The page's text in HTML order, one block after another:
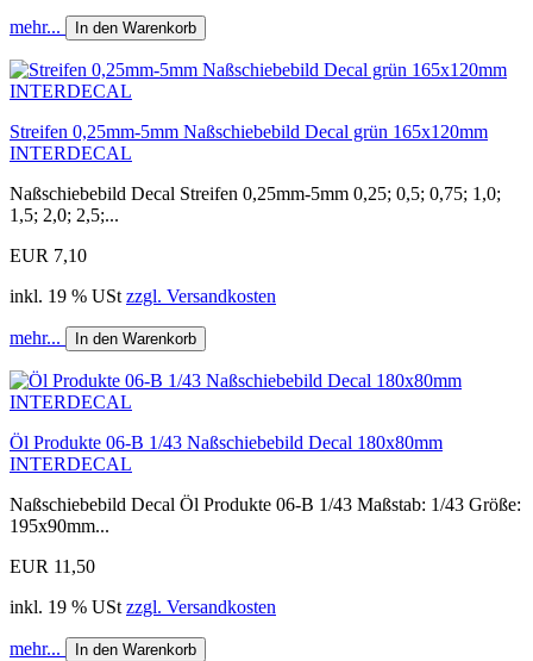
mehr... In den Warenkorb
Streifen 0,25mm-5mm Naßschiebebild Decal grün 165x120mm
INTERDECAL
Naßschiebebild Decal Streifen 0,25mm-5mm 0,25; 0,5; 0,75; 1,0;
1,5; 2,0; 2,5;...
EUR 7,10
inkl. 19 % USt zzgl. Versandkosten
mehr... In den Warenkorb
Öl Produkte 06-B 1/43 Naßschiebebild Decal 180x80mm
INTERDECAL
Naßschiebebild Decal Öl Produkte 06-B 1/43 Maßstab: 1/43 Größe:
195x90mm...
EUR 11,50
inkl. 19 % USt zzgl. Versandkosten
mehr... In den Warenkorb